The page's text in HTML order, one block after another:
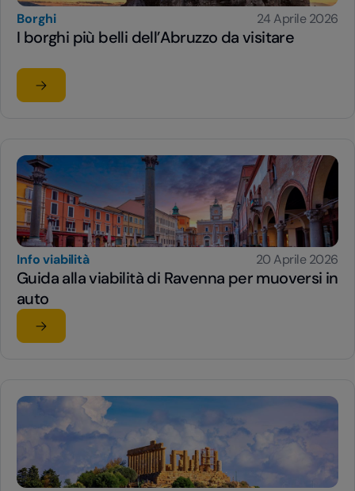
Borghi 24 Aprile 2026
I borghi più belli dell’Abruzzo da visitare
Leggi l'articolo
su I borghi più belli dell’Abruzzo da visitare
Info viabilità 20 Aprile 2026
Guida alla viabilità di Ravenna per muoversi in
auto
Leggi l'articolo
su Guida alla viabilità di Ravenna per muoversi in auto